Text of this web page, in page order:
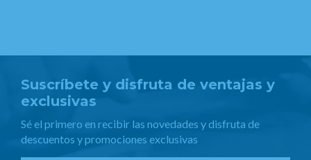
Suscríbete y disfruta de ventajas y
exclusivas
Sé el primero en recibir las novedades y disfruta de
descuentos y promociones exclusivas